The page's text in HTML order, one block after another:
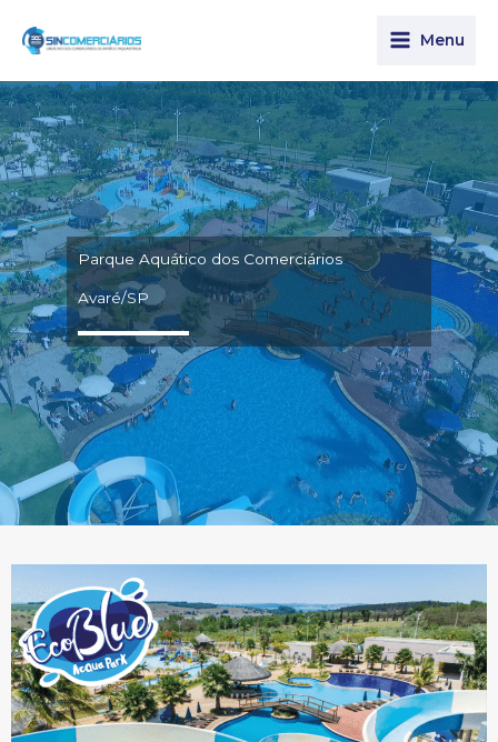
para
Menu
Parque Aquático dos Comerciários
Avaré/SP